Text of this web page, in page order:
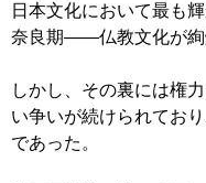
日本文化において最も
奈良期――仏教文化が絢
しかし、その裏には権
い争いが続けられてお
であった。